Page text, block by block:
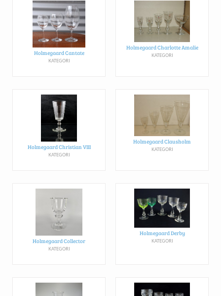
Holmegaard Cantate
KATEGORI
Holmegaard Charlotte Amalie
KATEGORI
Holmegaard Christian VIII
KATEGORI
Holmegaard Clausholm
KATEGORI
Holmegaard Collector
KATEGORI
Holmegaard Derby
KATEGORI